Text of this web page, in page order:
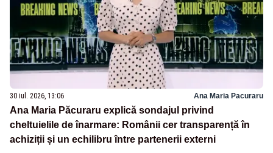
30 iul. 2026, 13:06 Ana Maria Pacuraru
Ana Maria Păcuraru explică sondajul privind
cheltuielile de înarmare: Românii cer transparență în
achiziții și un echilibru între partenerii externi